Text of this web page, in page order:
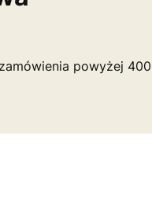
powyżej 400